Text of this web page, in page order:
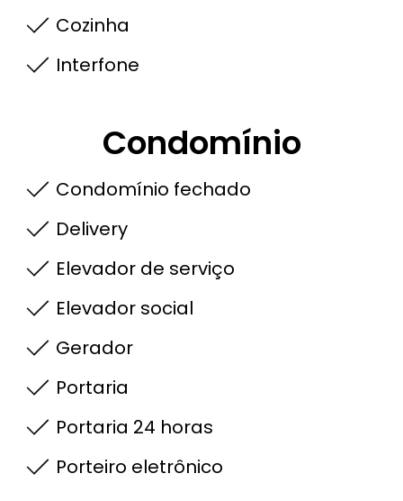
Cozinha
Interfone
Condomínio
Condomínio fechado
Delivery
Elevador de serviço
Elevador social
Gerador
Portaria
Portaria 24 horas
Porteiro eletrônico